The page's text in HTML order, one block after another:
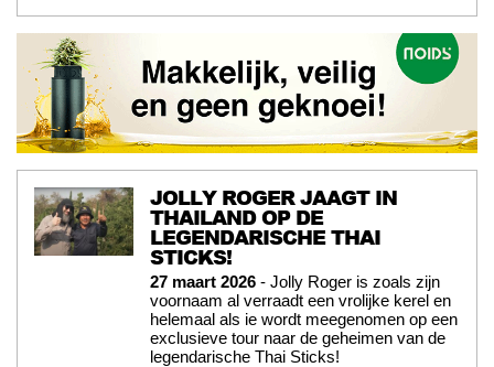
JOLLY ROGER JAAGT IN
THAILAND OP DE
LEGENDARISCHE THAI
STICKS!
27 maart 2026 - Jolly Roger is zoals zijn
voornaam al verraadt een vrolijke kerel en
helemaal als ie wordt meegenomen op een
exclusieve tour naar de geheimen van de
legendarische Thai Sticks!